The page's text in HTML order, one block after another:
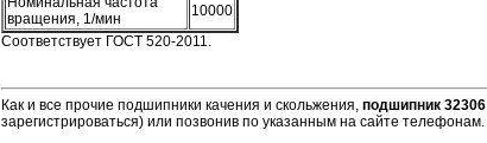
вращения, 1/мин
10000
Соответствует ГОСТ 520-2011.
Как и все прочие подшипники качения и скольжения, подшипник 32306
зарегистрироваться) или позвонив по указанным на сайте телефонам.